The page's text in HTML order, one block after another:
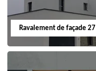
Ravalement de façade 27